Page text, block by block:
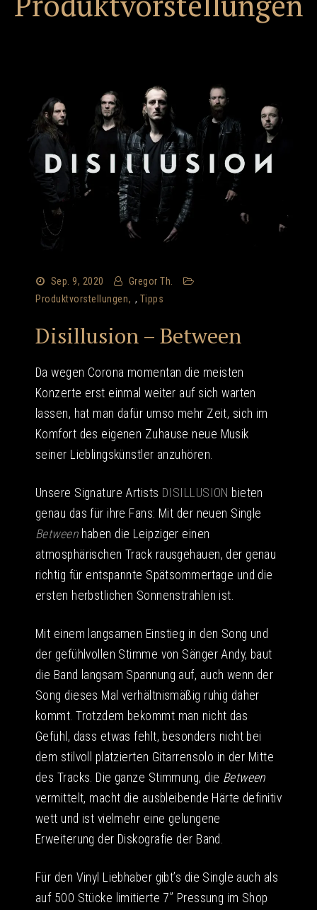
Sep. 9, 2020
Gregor Th.
Produktvorstellungen
, Tipps
Disillusion – Between
Da wegen Corona momentan die meisten
Konzerte erst einmal weiter auf sich warten
lassen, hat man dafür umso mehr Zeit, sich im
Komfort des eigenen Zuhause neue Musik
seiner Lieblingskünstler anzuhören.
Unsere Signature Artists DISILLUSION bieten
genau das für ihre Fans: Mit der neuen Single
Between haben die Leipziger einen
atmosphärischen Track rausgehauen, der genau
richtig für entspannte Spätsommertage und die
ersten herbstlichen Sonnenstrahlen ist.
Mit einem langsamen Einstieg in den Song und
der gefühlvollen Stimme von Sänger Andy, baut
die Band langsam Spannung auf, auch wenn der
Song dieses Mal verhältnismäßig ruhig daher
kommt. Trotzdem bekommt man nicht das
Gefühl, dass etwas fehlt, besonders nicht bei
dem stilvoll platzierten Gitarrensolo in der Mitte
des Tracks. Die ganze Stimmung, die Between
vermittelt, macht die ausbleibende Härte definitiv
wett und ist vielmehr eine gelungene
Erweiterung der Diskografie der Band.
Für den Vinyl Liebhaber gibt’s die Single auch als
auf 500 Stücke limitierte 7” Pressung im Shop